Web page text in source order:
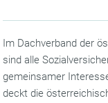
Im Dachverband der
sind alle
gemeinsamer
deckt die